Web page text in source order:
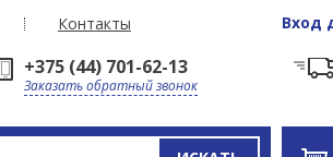
Контакты Вход
+375 (44) 701-62-13
Заказать обратный звонок